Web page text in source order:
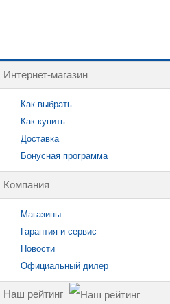
Интернет-магазин
Как выбрать
Как купить
Доставка
Бонусная программа
Компания
Магазины
Гарантия и сервис
Новости
Официальный дилер
Наш рейтинг